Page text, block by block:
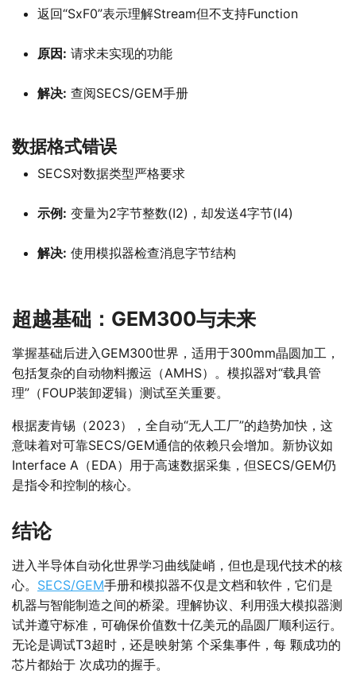
返回“SxF0”表示理解Stream但不支持Function
原因: 请求未实现的功能
解决: 查阅SECS/GEM手册
数据格式错误
SECS对数据类型严格要求
示例: 变量为2字节整数(I2)，却发送4字节(I4)
解决: 使用模拟器检查消息字节结构
超越基础：GEM300与未来
掌握基础后进入GEM300世界，适用于300mm晶圆加工，
包括复杂的自动物料搬运（AMHS）。模拟器对“载具管
理”（FOUP装卸逻辑）测试至关重要。
根据麦肯锡（2023），全自动“无人工厂”的趋势加快，这
意味着对可靠SECS/GEM通信的依赖只会增加。新协议如
Interface A（EDA）用于高速数据采集，但SECS/GEM仍
是指令和控制的核心。
结论
进入半导体自动化世界学习曲线陡峭，但也是现代技术的核
心。 SECS/GEM手册和模拟器不仅是文档和软件，它们是
机器与智能制造之间的桥梁。理解协议、利用强大模拟器测
试并遵守标准，可确保价值数十亿美元的晶圆厂顺利运行。
无论是调试T3超时，还是映射第 个采集事件，每 颗成功的
芯片都始于 次成功的握手。